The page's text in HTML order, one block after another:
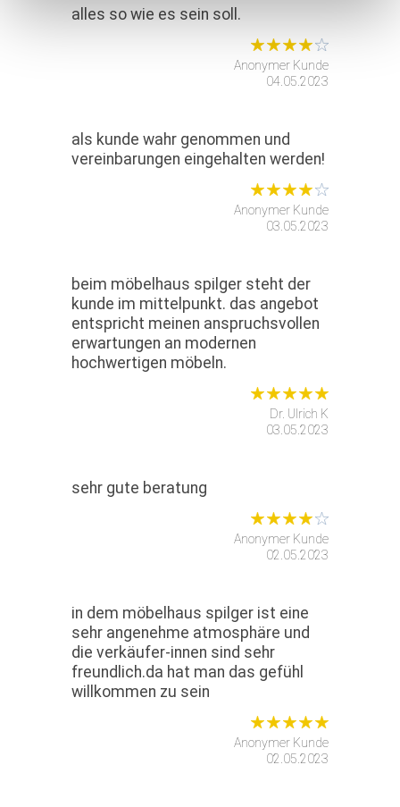
alles so wie es sein soll.
Anonymer Kunde
04.05.2023
als kunde wahr genommen und
vereinbarungen eingehalten werden!
Anonymer Kunde
03.05.2023
beim möbelhaus spilger steht der
kunde im mittelpunkt. das angebot
entspricht meinen anspruchsvollen
erwartungen an modernen
hochwertigen möbeln.
Dr. Ulrich K
03.05.2023
sehr gute beratung
Anonymer Kunde
02.05.2023
in dem möbelhaus spilger ist eine
sehr angenehme atmosphäre und
die verkäufer-innen sind sehr
freundlich.da hat man das gefühl
willkommen zu sein
Anonymer Kunde
02.05.2023